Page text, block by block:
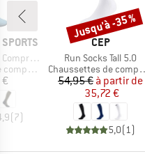
Socks
(7)
MARQUE
CEP
Article
Run Socks Tall 5.0
Product group
Chaussettes de compression
Prix
54,95 € Prix réduit
à partir de
35,72 €
5,0( 1)
Remise
Jusqu'à -35 %